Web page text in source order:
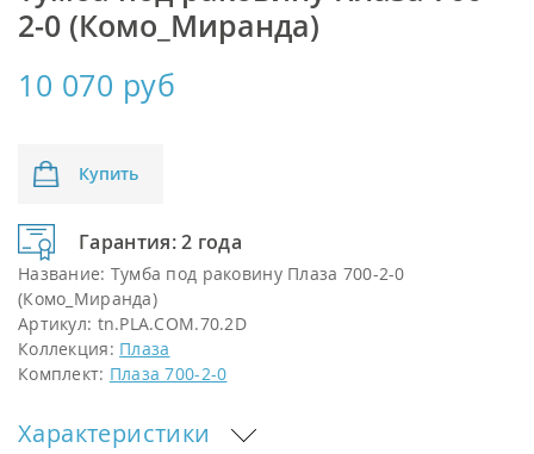
2-0 (Комо_Миранда)
10 070 руб
Купить
Гарантия: 2 года
Название: Тумба под раковину Плаза 700-2-0
(Комо_Миранда)
Артикул: tn.PLA.COM.70.2D
Коллекция: Плаза
Комплект: Плаза 700-2-0
Характеристики